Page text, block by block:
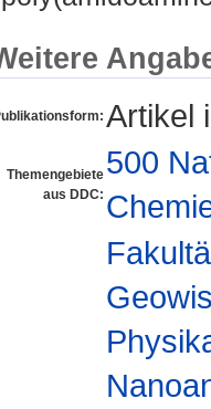
Artikel
Themengebiete
aus DDC:
500